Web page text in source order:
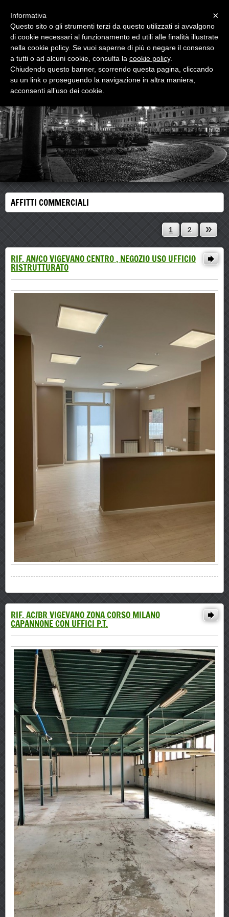
di Lana Geom. Fabio Alessio
compravendite e locazioni , registrazioni telematiche
contratti , APE , prat. catasto
AFFITTI COMMERCIALI
1 2 »
RIF. AN/CO VIGEVANO CENTRO , NEGOZIO USO UFFICIO
RISTRUTTURATO
RIF. AC/BR VIGEVANO ZONA CORSO MILANO
CAPANNONE CON UFFICI P.T.
×
Informativa
Questo sito o gli strumenti terzi da questo utilizzati si avvalgono
di cookie necessari al funzionamento ed utili alle finalità illustrate
nella cookie policy. Se vuoi saperne di più o negare il consenso
a tutti o ad alcuni cookie, consulta la cookie policy.
Chiudendo questo banner, scorrendo questa pagina, cliccando
su un link o proseguendo la navigazione in altra maniera,
acconsenti all’uso dei cookie.